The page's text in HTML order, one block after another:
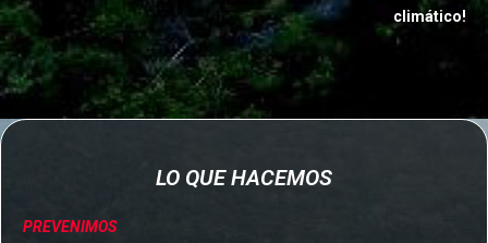
climático!
LO QUE HACEMOS
PREVENIMOS